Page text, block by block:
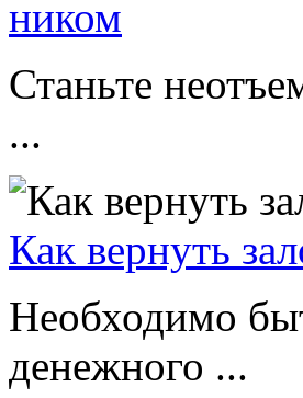
ником
Станьте
...
Как вернуть
Необходимо
денежного ...